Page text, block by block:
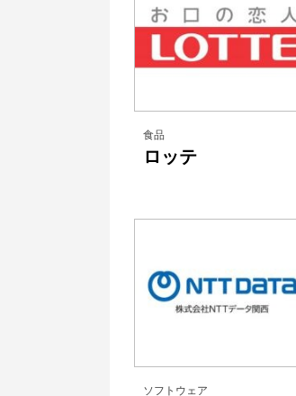
食品
ロッテ
ソフトウェア